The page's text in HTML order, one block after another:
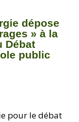
dépose
» à la
Débat
public
pour le débat